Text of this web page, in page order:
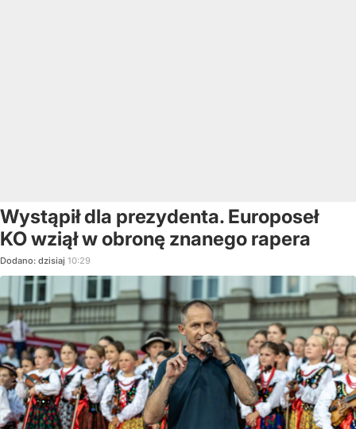
Wystąpił dla prezydenta. Europoseł
KO wziął w obronę znanego rapera
Dodano: dzisiaj 10:29